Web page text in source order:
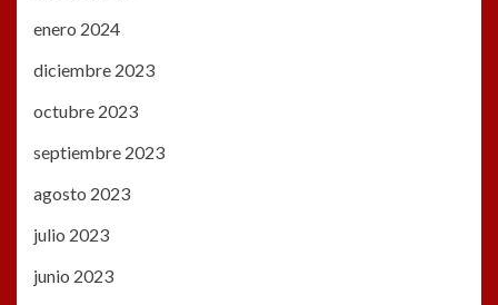
enero 2024
diciembre 2023
octubre 2023
septiembre 2023
agosto 2023
julio 2023
junio 2023